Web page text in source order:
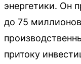
энергетики. Он
до 75
притоку